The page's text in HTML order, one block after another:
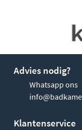
Advies nodig?
Whatsapp ons
Klantenservice